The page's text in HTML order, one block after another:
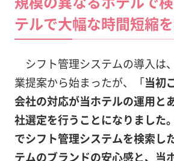
テルで大幅な時間短縮
シフト管理システムの導入は
業提案から始まったが、「当初
会社の対応が当ホテルの運用と
社選定を行うことになりました
でシフト管理システムを検索し
テムのブランドの安心感と、当